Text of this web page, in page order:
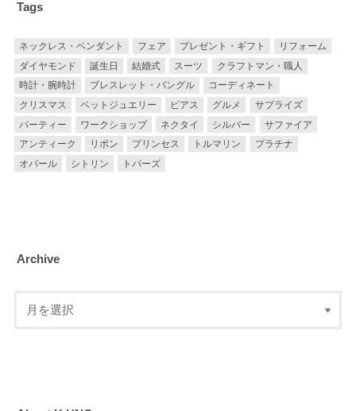
Tags
ネックレス・ペンダント フェア プレゼント・ギフト
リフォーム
ダイヤモンド
誕生日 結婚式 スーツ
クラフトマン・職人
時計・腕時計
ブレスレット・バングル
コーディネート
クリスマス
ペットジュエリー ピアス グルメ
サプライズ
パーティー
ワークショップ ネクタイ シルバー
サファイア
アンティーク
リボン プリンセス トルマリン
プラチナ
オパール
シトリン トパーズ
Archive